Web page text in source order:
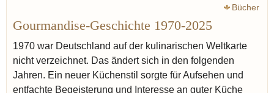
Bücher
Gourmandise-Geschichte 1970-2025
1970 war Deutschland auf der kulinarischen Weltkarte
nicht verzeichnet. Das ändert sich in den folgenden
Jahren. Ein neuer Küchenstil sorgte für Aufsehen und
entfachte Begeisterung und Interesse an guter Küche